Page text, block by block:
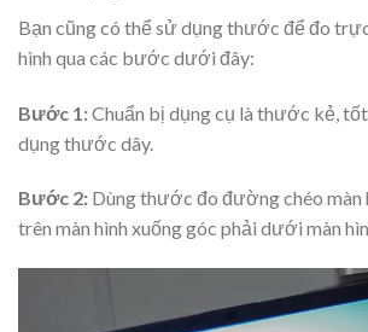
Bạn cũng có thể sử dụng thước để đo
hình qua các bước dưới đây:
Bước 1:Chuẩn bị dụng cụ là thước kẻ,
dụng thước dây.
Bước 2: Dùng thước đo đường chéo màn
trên màn hình xuống góc phải dưới màn